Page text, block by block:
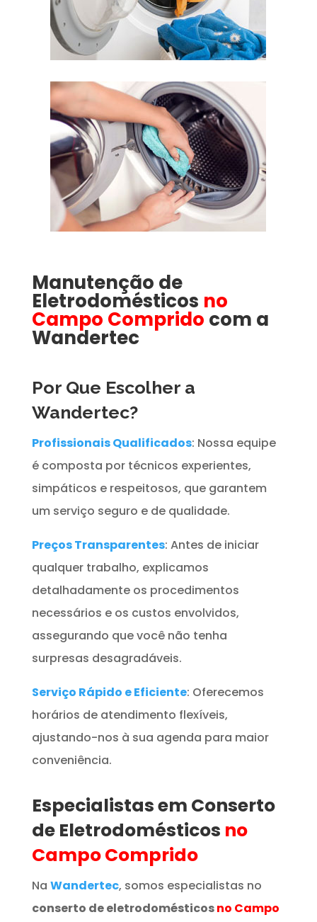
Manutenção de
Eletrodomésticos no
Campo Comprido com a
Wandertec
Por Que Escolher a
Wandertec?
Profissionais Qualificados: Nossa equipe
é composta por técnicos experientes,
simpáticos e respeitosos, que garantem
um serviço seguro e de qualidade.
Preços Transparentes: Antes de iniciar
qualquer trabalho, explicamos
detalhadamente os procedimentos
necessários e os custos envolvidos,
assegurando que você não tenha
surpresas desagradáveis.
Serviço Rápido e Eficiente: Oferecemos
horários de atendimento flexíveis,
ajustando-nos à sua agenda para maior
conveniência.
Especialistas em Conserto
de Eletrodomésticos no
Campo Comprido
Na Wandertec, somos especialistas no
conserto de eletrodomésticosno Campo